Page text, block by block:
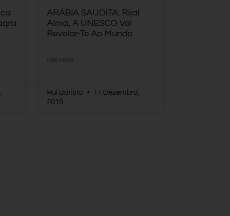
ARÁBIA SAUDITA: Rijal
Alma, A UNESCO Vai
Revelar-Te Ao Mundo
LER MAIS
Rui Batista
11 Dezembro,
2019